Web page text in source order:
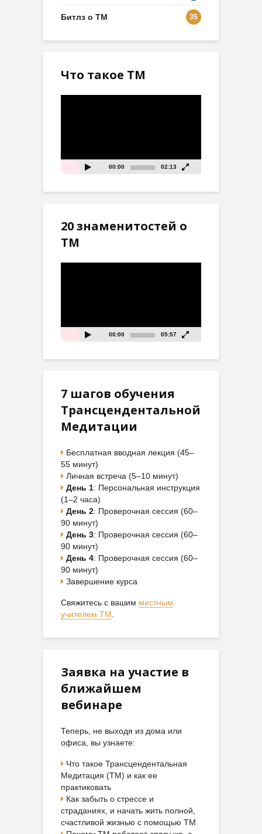
Битлз о ТМ 35
Что такое ТМ
00:00 02:13
20 знаменитостей о
ТМ
00:00 05:57
7 шагов обучения
Трансцендентальной
Медитации
Бесплатная вводная лекция (45–
55 минут)
Личная встреча (5–10 минут)
День 1: Персональная инструкция
(1–2 часа)
День 2: Проверочная сессия (60–
90 минут)
День 3: Проверочная сессия (60–
90 минут)
День 4: Проверочная сессия (60–
90 минут)
Завершение курса
Свяжитесь с вашим местным
учителем ТМ.
Заявка на участие в
ближайшем
вебинаре
Теперь, не выходя из дома или
офиса, вы узнаете:
Что такое Трансцендентальная
Медитация (ТМ) и как ее
практиковать
Как забыть о стрессе и
страданиях, и начать жить полной,
счастливой жизнью с помощью ТМ